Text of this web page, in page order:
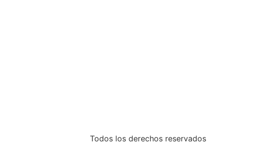
Todos los derechos reservados